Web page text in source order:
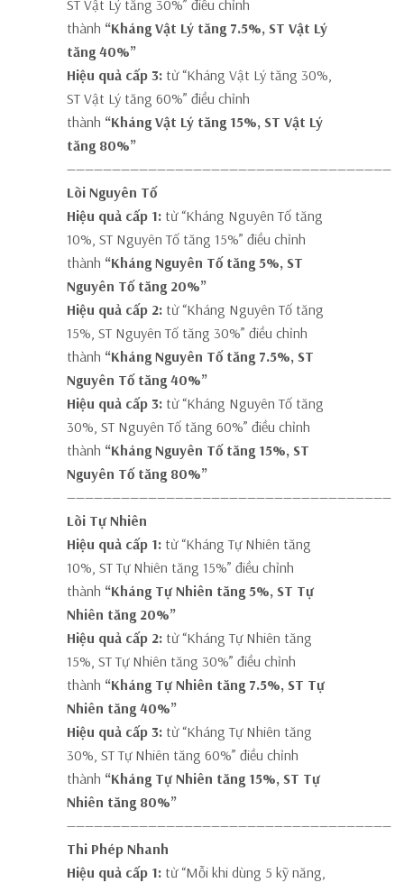
ST Vật Lý tăng 30%” điều chỉnh
thành “Kháng Vật Lý tăng 7.5%, ST Vật Lý
tăng 40%”
Hiệu quả cấp 3: từ “Kháng Vật Lý tăng 30%,
ST Vật Lý tăng 60%” điều chỉnh
thành “Kháng Vật Lý tăng 15%, ST Vật Lý
tăng 80%”
————————————————————————————————————
Lõi Nguyên Tố
Hiệu quả cấp 1: từ “Kháng Nguyên Tố tăng
10%, ST Nguyên Tố tăng 15%” điều chỉnh
thành “Kháng Nguyên Tố tăng 5%, ST
Nguyên Tố tăng 20%”
Hiệu quả cấp 2: từ “Kháng Nguyên Tố tăng
15%, ST Nguyên Tố tăng 30%” điều chỉnh
thành “Kháng Nguyên Tố tăng 7.5%, ST
Nguyên Tố tăng 40%”
Hiệu quả cấp 3: từ “Kháng Nguyên Tố tăng
30%, ST Nguyên Tố tăng 60%” điều chỉnh
thành “Kháng Nguyên Tố tăng 15%, ST
Nguyên Tố tăng 80%”
————————————————————————————————————
Lõi Tự Nhiên
Hiệu quả cấp 1: từ “Kháng Tự Nhiên tăng
10%, ST Tự Nhiên tăng 15%” điều chỉnh
thành “Kháng Tự Nhiên tăng 5%, ST Tự
Nhiên tăng 20%”
Hiệu quả cấp 2: từ “Kháng Tự Nhiên tăng
15%, ST Tự Nhiên tăng 30%” điều chỉnh
thành “Kháng Tự Nhiên tăng 7.5%, ST Tự
Nhiên tăng 40%”
Hiệu quả cấp 3: từ “Kháng Tự Nhiên tăng
30%, ST Tự Nhiên tăng 60%” điều chỉnh
thành “Kháng Tự Nhiên tăng 15%, ST Tự
Nhiên tăng 80%”
————————————————————————————————————
Thi Phép Nhanh
Hiệu quả cấp 1: từ “Mỗi khi dùng 5 kỹ năng,